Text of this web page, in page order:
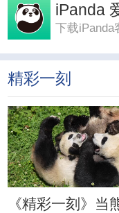
iPanda
下载iPanda
精彩一刻
《精彩一刻》当